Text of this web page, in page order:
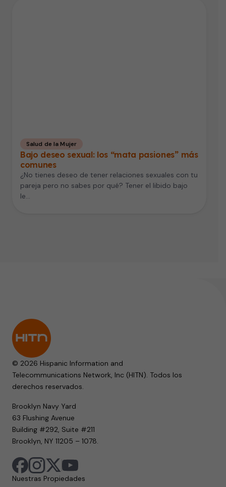
Salud de la Mujer
Bajo deseo sexual: los “mata pasiones” más
comunes
¿No tienes deseo de tener relaciones sexuales con tu
pareja pero no sabes por qué? Tener el libido bajo
le…
© 2026 Hispanic Information and
Telecommunications Network, Inc (HITN). Todos los
derechos reservados.
Brooklyn Navy Yard
63 Flushing Avenue
Building #292, Suite #211
Brooklyn, NY 11205 – 1078.
Nuestras Propiedades